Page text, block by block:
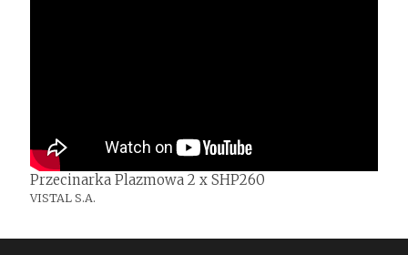
Przecinarka Plazmowa 2 x SHP260
VISTAL S.A.